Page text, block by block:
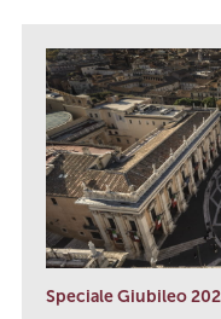
Speciale Giubileo